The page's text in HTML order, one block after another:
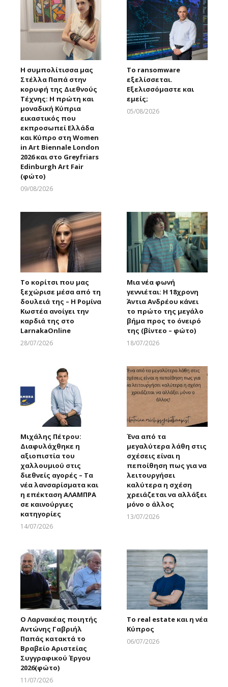
Η συμπολίτισσα μας
Στέλλα Παπά στην
κορυφή της Διεθνούς
Τέχνης: Η πρώτη και
μοναδική Κύπρια
εικαστικός που
εκπροσωπεί Ελλάδα
και Κύπρο στη Women
in Art Biennale London
2026 και στο Greyfriars
Edinburgh Art Fair
(φώτο)
09/08/2026
Το ransomware
εξελίσσεται.
Εξελισσόμαστε και
εμείς;
05/08/2026
Το κορίτσι που μας
ξεχώρισε μέσα από τη
δουλειά της – Η Ρομίνα
Κωστέα ανοίγει την
καρδιά της στο
LarnakaOnline
28/07/2026
Μια νέα φωνή
γεννιέται: Η 18χρονη
Άντια Ανδρέου κάνει
το πρώτο της μεγάλο
βήμα προς το όνειρό
της (βίντεο – φώτο)
18/07/2026
Μιχάλης Πέτρου:
Διαφυλάχθηκε η
αξιοπιστία του
χαλλουμιού στις
διεθνείς αγορές – Τα
νέα λανσαρίσματα και
η επέκταση ΑΛΑΜΠΡΑ
σε καινούργιες
κατηγορίες
14/07/2026
Ένα από τα
μεγαλύτερα λάθη στις
σχέσεις είναι η
πεποίθηση πως για να
λειτουργήσει
καλύτερα η σχέση
χρειάζεται να αλλάξει
μόνο ο άλλος
13/07/2026
Ο Λαρνακέας ποιητής
Αντώνης Γαβριήλ
Παπάς κατακτά το
Βραβείο Αριστείας
Συγγραφικού Έργου
2026(φώτο)
11/07/2026
Το real estate και η νέα
Κύπρος
06/07/2026